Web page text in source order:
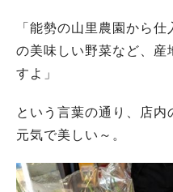
「能勢の山里農園から
の美味しい野菜など、産
すよ」
という言葉の通り、店内
元気で美しい～。